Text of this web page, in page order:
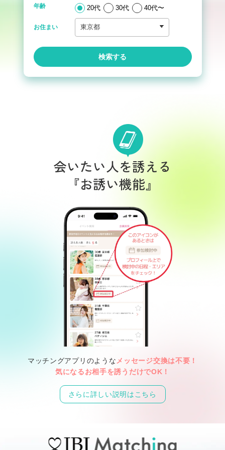
年齢 20代 30代 40代〜
お住まい
検索する
会いたい人を誘える
『お誘い機能』
マッチングアプリのような メッセージ交換は不要！
気になるお相手を誘うだけでOK！
さらに詳しい説明はこちら